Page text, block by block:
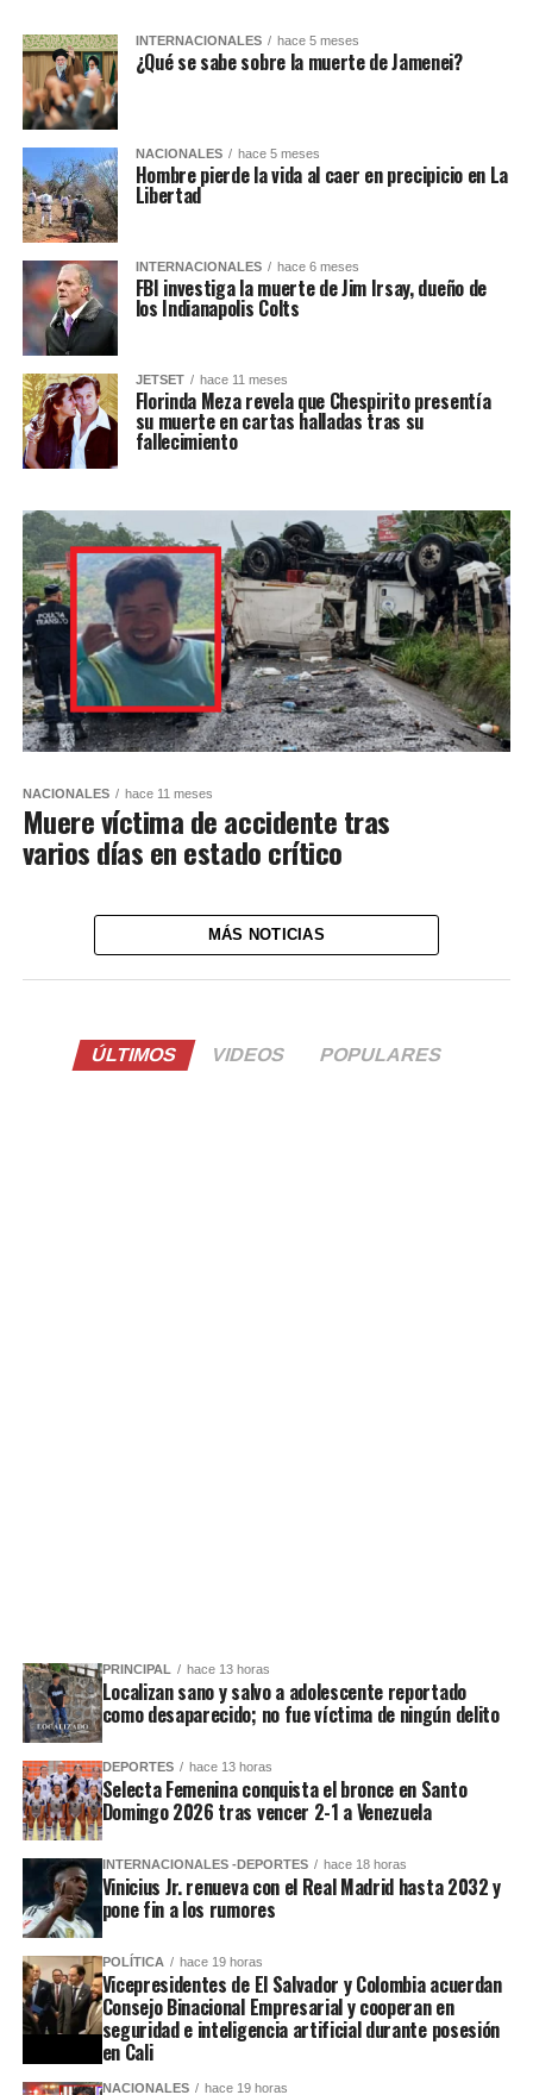
INTERNACIONALES hace 5 meses
¿Qué se sabe sobre la muerte de Jamenei?
NACIONALES hace 5 meses
Hombre pierde la vida al caer en precipicio en La
Libertad
INTERNACIONALES hace 6 meses
FBI investiga la muerte de Jim Irsay, dueño de
los Indianapolis Colts
JETSET hace 11 meses
Florinda Meza revela que Chespirito presentía
su muerte en cartas halladas tras su
fallecimiento
NACIONALES hace 11 meses
Muere víctima de accidente tras
varios días en estado crítico
MÁS NOTICIAS
ÚLTIMOS VIDEOS POPULARES
PRINCIPAL hace 13 horas
Localizan sano y salvo a adolescente reportado
como desaparecido; no fue víctima de ningún delito
DEPORTES hace 13 horas
Selecta Femenina conquista el bronce en Santo
Domingo 2026 tras vencer 2-1 a Venezuela
INTERNACIONALES -DEPORTES hace 18 horas
Vinicius Jr. renueva con el Real Madrid hasta 2032 y
pone fin a los rumores
POLÍTICA hace 19 horas
Vicepresidentes de El Salvador y Colombia acuerdan
Consejo Binacional Empresarial y cooperan en
seguridad e inteligencia artificial durante posesión
en Cali
NACIONALES hace 19 horas